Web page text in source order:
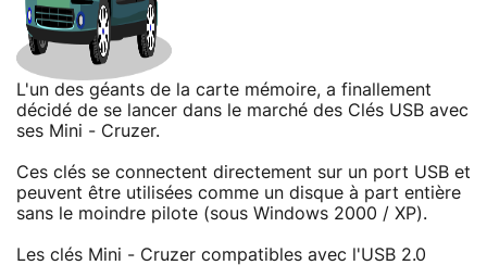
L'un des géants de la carte mémoire, a finallement
décidé de se lancer dans le marché des Clés USB avec
ses Mini - Cruzer.
Ces clés se connectent directement sur un port USB et
peuvent être utilisées comme un disque à part entière
sans le moindre pilote (sous Windows 2000 / XP).
Les clés Mini - Cruzer compatibles avec l'USB 2.0